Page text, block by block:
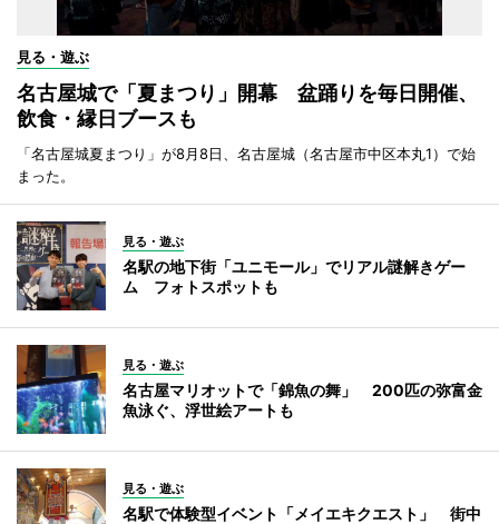
見る・遊ぶ
名古屋城で「夏まつり」開幕 盆踊りを毎日開催、
飲食・縁日ブースも
「名古屋城夏まつり」が8月8日、名古屋城（名古屋市中区本丸1）で始
まった。
見る・遊ぶ
名駅の地下街「ユニモール」でリアル謎解きゲー
ム フォトスポットも
見る・遊ぶ
名古屋マリオットで「錦魚の舞」 200匹の弥富金
魚泳ぐ、浮世絵アートも
見る・遊ぶ
名駅で体験型イベント「メイエキクエスト」 街中